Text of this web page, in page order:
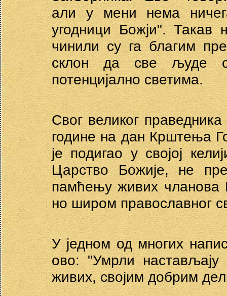
али у мени нема
угодници Божји".
чинили су га благим
склон да све људе
потенцијално светима.
Свог великог
године на дан Крштења
је подигао у својој
Царство Божије, не
памћењу живих чланова
но широм православног
У једном од многих
ово: "Умрли
живих, својим добрим